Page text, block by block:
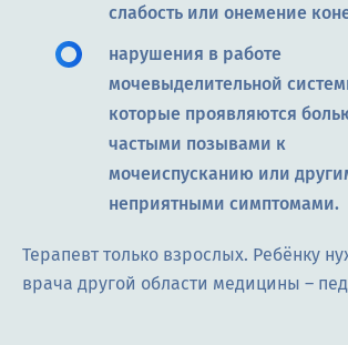
слабость или онемение
нарушения в работе
мочевыделительной
которые проявляются
частыми позывами к
мочеиспусканию или
неприятными симптомами.
Терапевт только взрослых. Ребёнку
врача другой области медицины –